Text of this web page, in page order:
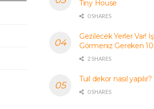
Tiny House
0 SHARES
Gezilecek Yerler Var!
Görmeniz Gereken 10
2 SHARES
Tuil dekor nasıl yapılır?
0 SHARES